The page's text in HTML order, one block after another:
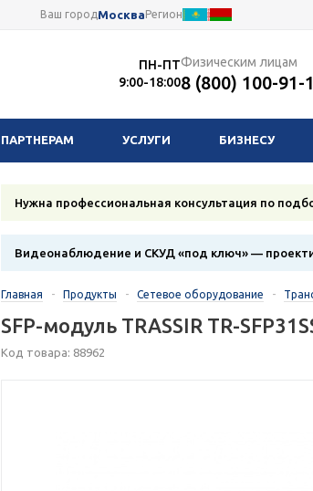
Ваш городМоскваРегион
ПН-ПТ
9:00-18:00
Физическим лицам
8 (800) 100-91-
ПАРТНЕРАМ УСЛУГИ БИЗНЕСУ
Нужна профессиональная консультация по
Видеонаблюдение и СКУД «под ключ» —
Главная - Продукты - Сетевое оборудование -
SFP-модуль TRASSIR TR-
Код товара: 88962